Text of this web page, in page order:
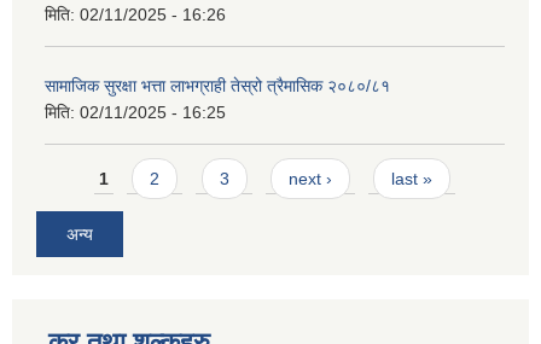
मिति: 02/11/2025 - 16:26
सामाजिक सुरक्षा भत्ता लाभग्राही तेस्रो त्रैमासिक २०८०/८१
मिति: 02/11/2025 - 16:25
Pages
1 2 3 next › last »
अन्य